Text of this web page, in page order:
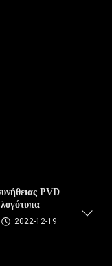
PVD
2022-12-19